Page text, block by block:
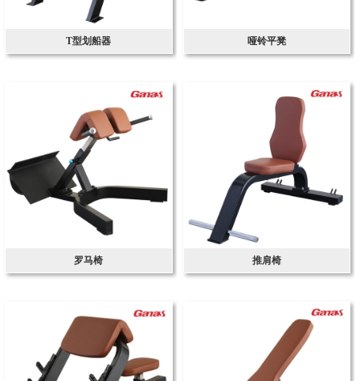
T型划船器 哑铃平凳
罗马椅 推肩椅